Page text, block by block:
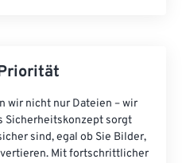
wir nicht nur Dateien – wir
Sicherheitskonzept sorgt
sind, egal ob Sie Bilder,
Mit fortschrittlicher